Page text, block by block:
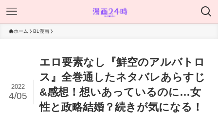
ホーム BL漫画
エロ要素なし『鮮空のアルバトロ
ス』全巻通したネタバレあらすじ
&感想！想いあっているのに…女
性と政略結婚？続きが気になる！
2022
4/05